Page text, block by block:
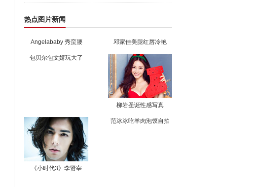
热点图片新闻
Angelababy 秀蛮腰 邓家佳美腿红唇冷艳
包贝尔包文婧玩大了
柳岩圣诞性感写真
《小时代3》李贤宰
范冰冰吃羊肉泡馍自拍